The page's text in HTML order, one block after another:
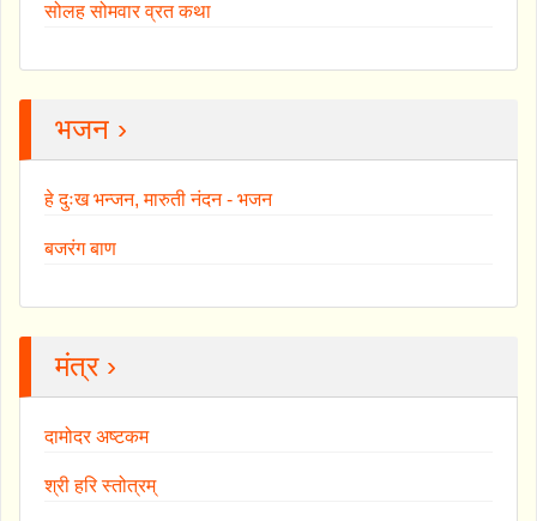
सोलह सोमवार व्रत कथा
भजन ›
हे दुःख भन्जन, मारुती नंदन - भजन
बजरंग बाण
मंत्र ›
दामोदर अष्टकम
श्री हरि स्तोत्रम्